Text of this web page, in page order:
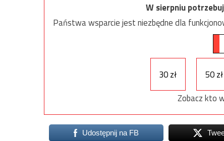
W sierpniu
Państwa wsparcie jest niezbędne dla
30 zł 50 zł
Zobacz kto
Udostępnij na FB